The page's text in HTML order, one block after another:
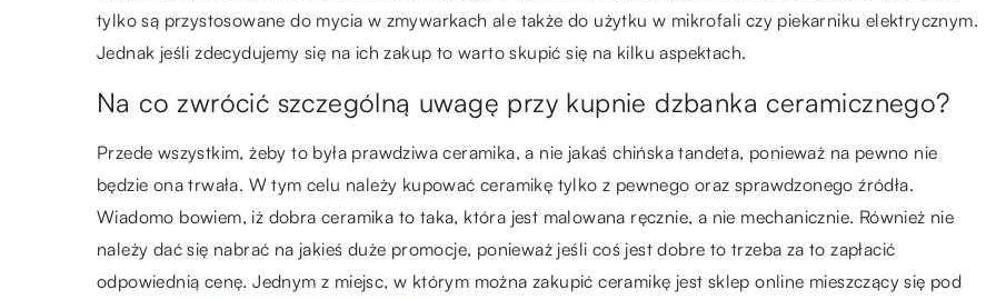
tylko są przystosowane do mycia w zmywarkach ale także do użytku w mikrofali czy piekarniku elektrycznym.
Jednak jeśli zdecydujemy się na ich zakup to warto skupić się na kilku aspektach.
Na co zwrócić szczególną uwagę przy kupnie dzbanka ceramicznego?
Przede wszystkim, żeby to była prawdziwa ceramika, a nie jakaś chińska tandeta, ponieważ na pewno nie
będzie ona trwała. W tym celu należy kupować ceramikę tylko z pewnego oraz sprawdzonego źródła.
Wiadomo bowiem, iż dobra ceramika to taka, która jest malowana ręcznie, a nie mechanicznie. Również nie
należy dać się nabrać na jakieś duże promocje, ponieważ jeśli coś jest dobre to trzeba za to zapłacić
odpowiednią cenę. Jednym z miejsc, w którym można zakupić ceramikę jest sklep online mieszczący się pod